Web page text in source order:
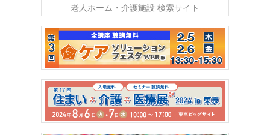
老人ホーム・介護施設 検索サイト